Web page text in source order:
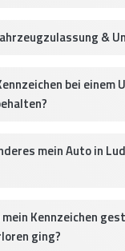
&
bei einem
mein Auto in
Kennzeichen
ging?